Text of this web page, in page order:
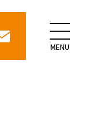
contact
MENU